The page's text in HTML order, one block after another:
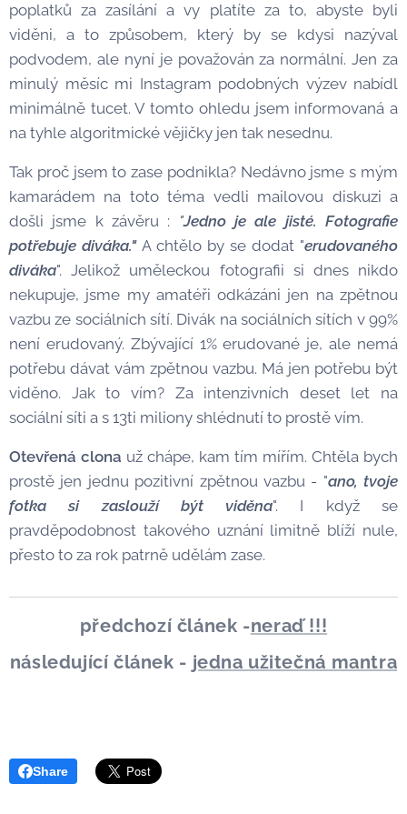
poplatků za zasílání a vy platíte za to, abyste byli
viděni, a to způsobem, který by se kdysi nazýval
podvodem, ale nyní je považován za normální. Jen za
minulý měsíc mi Instagram podobných výzev nabídl
minimálně tucet. V tomto ohledu jsem informovaná a
na tyhle algoritmické vějičky jen tak nesednu.
Tak proč jsem to zase podnikla? Nedávno jsme s mým
kamarádem na toto téma vedli mailovou diskuzi a
došli jsme k závěru :
"Jedno je ale jisté. Fotografie
potřebuje diváka." A chtělo by se dodat "erudovaného
diváka". Jelikož uměleckou fotografii si dnes nikdo
nekupuje, jsme my amatéři odkázáni jen na zpětnou
vazbu ze sociálních sítí. Divák na sociálních sítích v 99%
není erudovaný. Zbývající 1% erudované je, ale nemá
potřebu dávat vám zpětnou vazbu. Má jen potřebu být
viděno. Jak to vím? Za intenzivních deset let na
sociální síti a s 13ti miliony shlédnutí to prostě vím.
Otevřená clona už chápe, kam tím mířím. Chtěla bych
prostě jen jednu pozitivní zpětnou vazbu - "ano, tvoje
fotka si zaslouží být viděna". I když se
pravděpodobnost takového uznání limitně blíží nule,
přesto to za rok patrně udělám zase.
předchozí článek -neraď !!!
následující článek - jedna užitečná mantra
Share